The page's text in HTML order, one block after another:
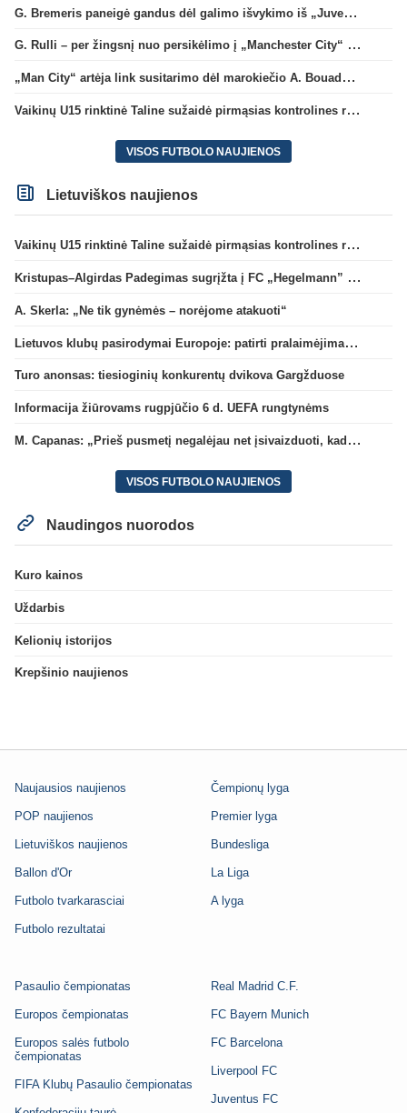
G. Bremeris paneigė gandus dėl galimo išvykimo iš „Juventus“ klubo
G. Rulli – per žingsnį nuo persikėlimo į „Manchester City“ klubą
„Man City“ artėja link susitarimo dėl marokiečio A. Bouaddi persikėlimo
Vaikinų U15 rinktinė Taline sužaidė pirmąsias kontrolines rungtynes
VISOS FUTBOLO NAUJIENOS
Lietuviškos naujienos
Vaikinų U15 rinktinė Taline sužaidė pirmąsias kontrolines rungtynes
Kristupas–Algirdas Padegimas sugrįžta į FC „Hegelmann” B sudėtį
A. Skerla: „Ne tik gynėmės – norėjome atakuoti“
Lietuvos klubų pasirodymai Europoje: patirti pralaimėjimai Kroatijos atstovams
Turo anonsas: tiesioginių konkurentų dvikova Gargžduose
Informacija žiūrovams rugpjūčio 6 d. UEFA rungtynėms
M. Capanas: „Prieš pusmetį negalėjau net įsivaizduoti, kad žaisime prieš „Hajduk“
VISOS FUTBOLO NAUJIENOS
Naudingos nuorodos
Kuro kainos
Uždarbis
Kelionių istorijos
Krepšinio naujienos
Naujausios naujienos
POP naujienos
Lietuviškos naujienos
Ballon d'Or
Futbolo tvarkarasciai
Futbolo rezultatai
Čempionų lyga
Premier lyga
Bundesliga
La Liga
A lyga
Pasaulio čempionatas
Europos čempionatas
Europos salės futbolo
čempionatas
FIFA Klubų Pasaulio čempionatas
Real Madrid C.F.
FC Bayern Munich
FC Barcelona
Liverpool FC
Juventus FC